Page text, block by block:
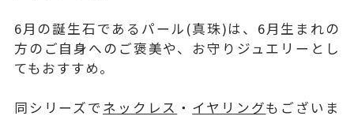
6月の誕生石であるパール(真珠)は、6月生まれの
方のご自身へのご褒美や、お守りジュエリーとし
てもおすすめ。
同シリーズで ネックレス ・ イヤリングもございま